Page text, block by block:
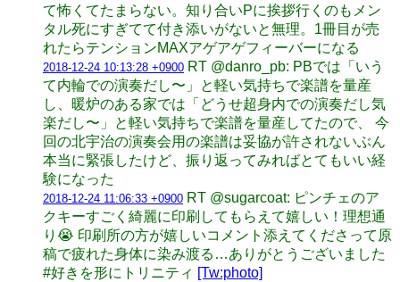
て怖くてたまらない。知り合いPに挨拶行くのもメン
タル死にすぎてて付き添いがないと無理。1冊目が売
れたらテンションMAXアゲアゲフィーバーになる
2018-12-24 10:13:28 +0900 RT @danro_pb: PBでは「いう
て内輪での演奏だし〜」と軽い気持ちで楽譜を量産
し、暖炉のある家では「どうせ超身内での演奏だし気
楽だし〜」と軽い気持ちで楽譜を量産してたので、 今
回の北宇治の演奏会用の楽譜は妥協が許されないぶん
本当に緊張したけど、振り返ってみればとてもいい経
験になった
2018-12-24 11:06:33 +0900 RT @sugarcoat: ピンチェのア
クキーすごく綺麗に印刷してもらえて嬉しい！理想通
り😭 印刷所の方が嬉しいコメント添えてくださって原
稿で疲れた身体に染み渡る…ありがとうございました
#好きを形にトリニティ [Tw:photo]